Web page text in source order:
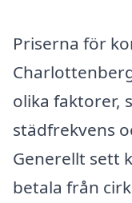
Priserna för
olika faktorer,
städfrekvens
Generellt sett
betala från